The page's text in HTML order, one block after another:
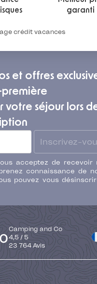
garanti
crédit vacances
et offres
votre séjour lors
Inscrivez-
acceptez de recevoir
connaissance de
pouvez vous
Camping and Co
4,5 / 5
23 764Avis